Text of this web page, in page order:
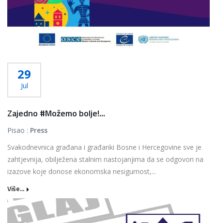
29
Jul
Zajedno #Možemo bolje!...
Pisao : Press
Svakodnevnica građana i građanki Bosne i Hercegovine sve je
zahtjevnija, obilježena stalnim nastojanjima da se odgovori na
izazove koje donose ekonomska nesigurnost,...
Više...